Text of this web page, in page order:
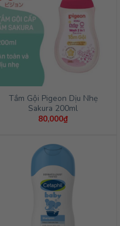
Tắm Gội Pigeon Dịu Nhẹ
Sakura 200ml
80,000₫